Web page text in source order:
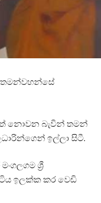
තමන්වහන්සේ
නොවන බැවින් තමන්
ඉල්ලා සිටී.
ශ්‍රී
ඉලක්ක කර වෙඩි